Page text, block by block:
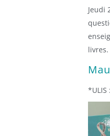
Jeudi
livres.
*ULIS